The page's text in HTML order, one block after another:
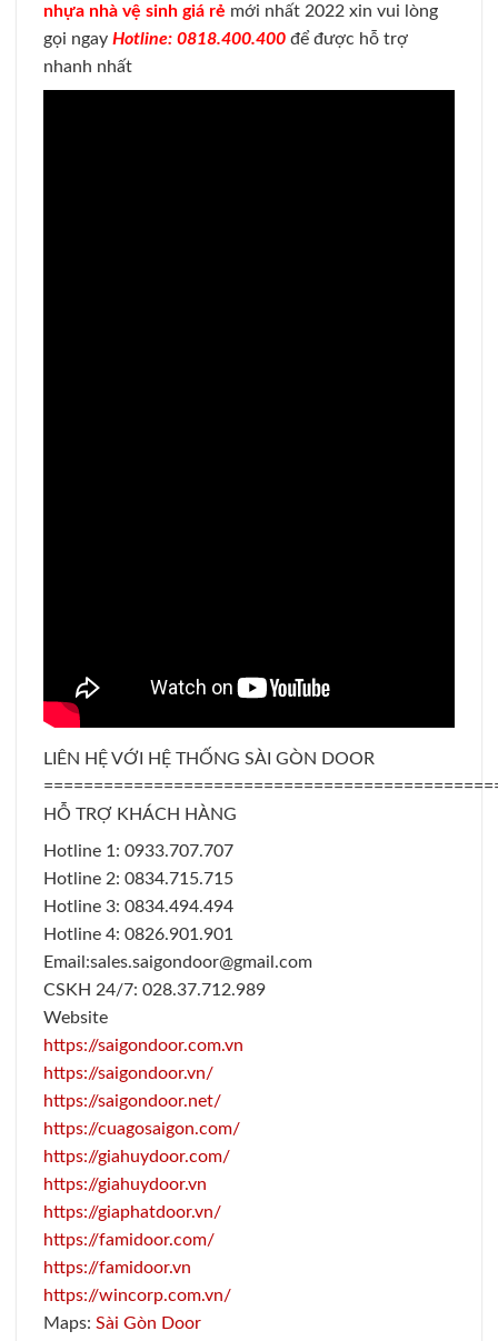
nhựa nhà vệ sinh giá rẻ mới nhất 2022 xin vui lòng
gọi ngay Hotline: 0818.400.400 để được hỗ trợ
nhanh nhất
LIÊN HỆ VỚI HỆ THỐNG SÀI GÒN DOOR
HỖ TRỢ KHÁCH HÀNG
Hotline 1: 0933.707.707
Hotline 2: 0834.715.715
Hotline 3: 0834.494.494
Hotline 4: 0826.901.901
Email:sales.saigondoor@gmail.com
CSKH 24/7: 028.37.712.989
Website
https://saigondoor.com.vn
https://saigondoor.vn/
https://saigondoor.net/
https://cuagosaigon.com/
https://giahuydoor.com/
https://giahuydoor.vn
https://giaphatdoor.vn/
https://famidoor.com/
https://famidoor.vn
https://wincorp.com.vn/
Maps: Sài Gòn Door